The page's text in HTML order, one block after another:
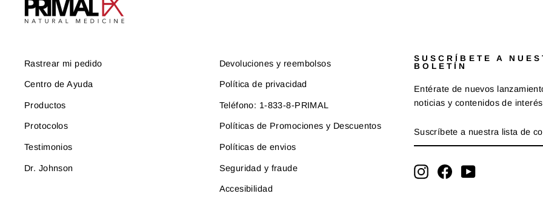
Rastrear mi pedido
Centro de Ayuda
Productos
Protocolos
Testimonios
Dr. Johnson
Devoluciones y reembolsos
Política de privacidad
Teléfono: 1-833-8-PRIMAL
Políticas de Promociones y Descuentos
Políticas de envios
Seguridad y fraude
Accesibilidad
SUSCRÍBETE A
BOLETÍN
Entérate de nuevos
noticias y contenidos de
A
NUESTRA
DE
CORREO
InstagramFacebookYouTube